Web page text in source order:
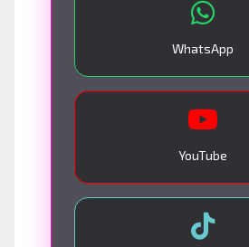
WhatsApp
YouTube